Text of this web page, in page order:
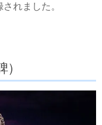
れました。